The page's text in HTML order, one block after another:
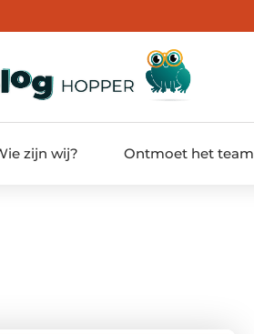
zijn wij? Ontmoet het team